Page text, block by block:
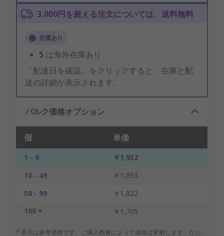
3,000円を超える注文については、送料無料
在庫あり
5 は海外在庫あり
「配達日を確認」をクリックすると、在庫と配
送の詳細が表示されます。
バルク価格オプション
個 単価
1 - 9
￥1,932
10 - 49
￥1,893
50 - 99
￥1,822
100 +
￥1,705
* 表示は参考価格です。ご購入数量によって価格は変動します。なお、